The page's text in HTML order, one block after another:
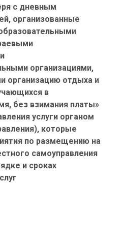
с дневным
организованные
организациями,
организацию отдыха и
в
без взимания платы»
услуги органом
которые
по размещению на
самоуправления
и сроках